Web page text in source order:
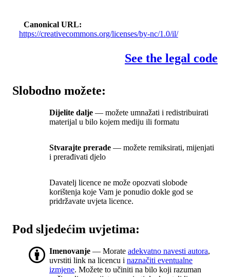
Canonical URL
https://creativecommons.org/licenses/by-nc/1.0/il/
See the legal code
Slobodno možete:
Dijelite dalje — možete umnažati i redistribuirati
materijal u bilo kojem mediju ili formatu
Stvarajte prerade — možete remiksirati, mijenjati
i prerađivati djelo
Davatelj licence ne može opozvati slobode
korištenja koje Vam je ponudio dokle god se
pridržavate uvjeta licence.
Pod sljedećim uvjetima:
Imenovanje — Morate adekvatno navesti autora,
uvrstiti link na licencu i naznačiti eventualne
izmjene. Možete to učiniti na bilo koji razuman